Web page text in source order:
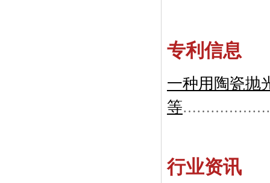
专利信息
一种用陶瓷抛
等
行业资讯